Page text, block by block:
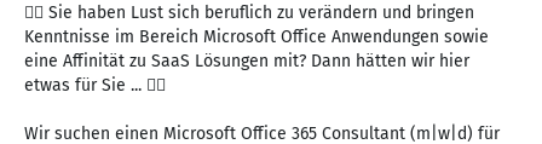
🙋‍♂️ Sie haben Lust sich beruflich zu verändern und bringen
Kenntnisse im Bereich Microsoft Office Anwendungen sowie
eine Affinität zu SaaS Lösungen mit? Dann hätten wir hier
etwas für Sie ... 💁‍♀️
Wir suchen einen Microsoft Office 365 Consultant (m|w|d) für